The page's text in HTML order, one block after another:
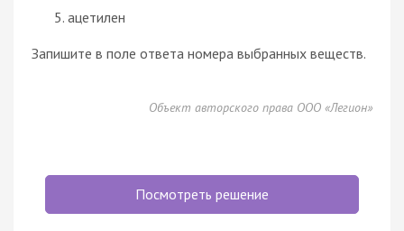
ацетилен
Запишите в поле ответа номера выбранных веществ.
Объект авторского права ООО «Легион»
Посмотреть решение